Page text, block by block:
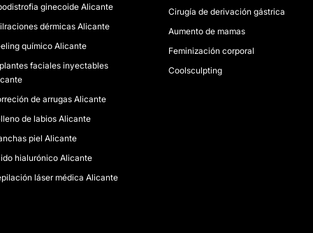
ginecoide Alicante
dérmicas Alicante
químico Alicante
faciales inyectables
de arrugas Alicante
de labios Alicante
piel Alicante
hialurónico Alicante
láser médica Alicante
Cirugía de derivación gástrica
Aumento de mamas
Feminización corporal
Coolsculpting